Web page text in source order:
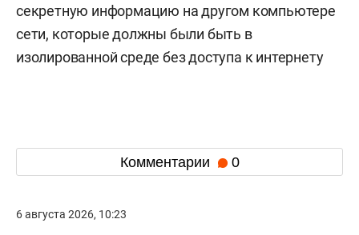
секретную информацию на другом компьютере
сети, которые должны были быть в
изолированной среде без доступа к интернету
Комментарии 0
6 августа 2026, 10:23